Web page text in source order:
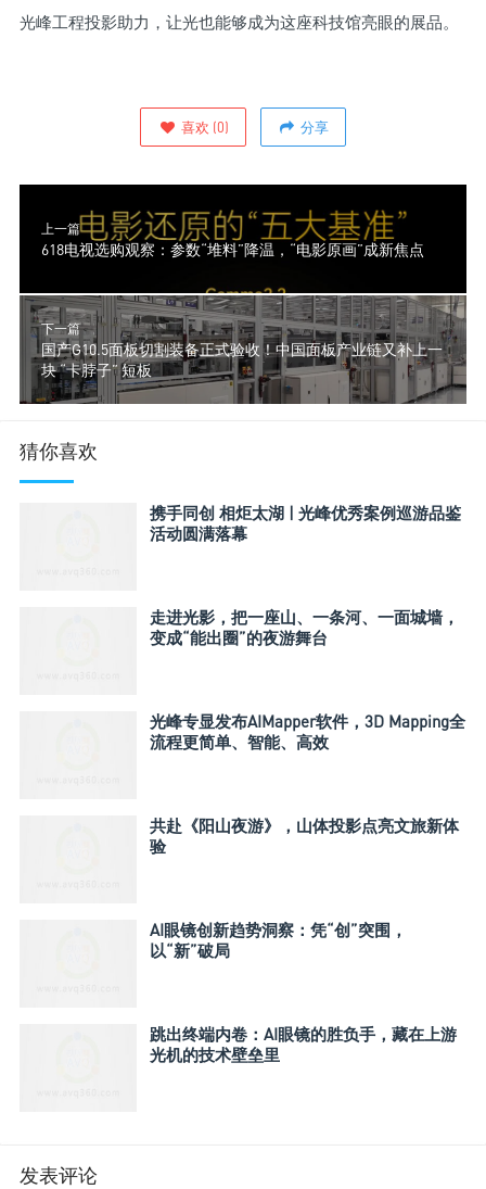
光峰工程投影助力，让光也能够成为这座科技馆亮眼的展品。
喜欢 (0) 分享
上一篇
618电视选购观察：参数“堆料”降温，“电影原画”成新焦点
下一篇
国产G10.5面板切割装备正式验收！中国面板产业链又补上一
块 “卡脖子” 短板
猜你喜欢
携手同创 相炬太湖 | 光峰优秀案例巡游品鉴
活动圆满落幕
走进光影，把一座山、一条河、一面城墙，
变成“能出圈”的夜游舞台
光峰专显发布AIMapper软件，3D Mapping全
流程更简单、智能、高效
共赴《阳山夜游》，山体投影点亮文旅新体
验
AI眼镜创新趋势洞察：凭“创”突围，
以“新”破局
跳出终端内卷：AI眼镜的胜负手，藏在上游
光机的技术壁垒里
发表评论